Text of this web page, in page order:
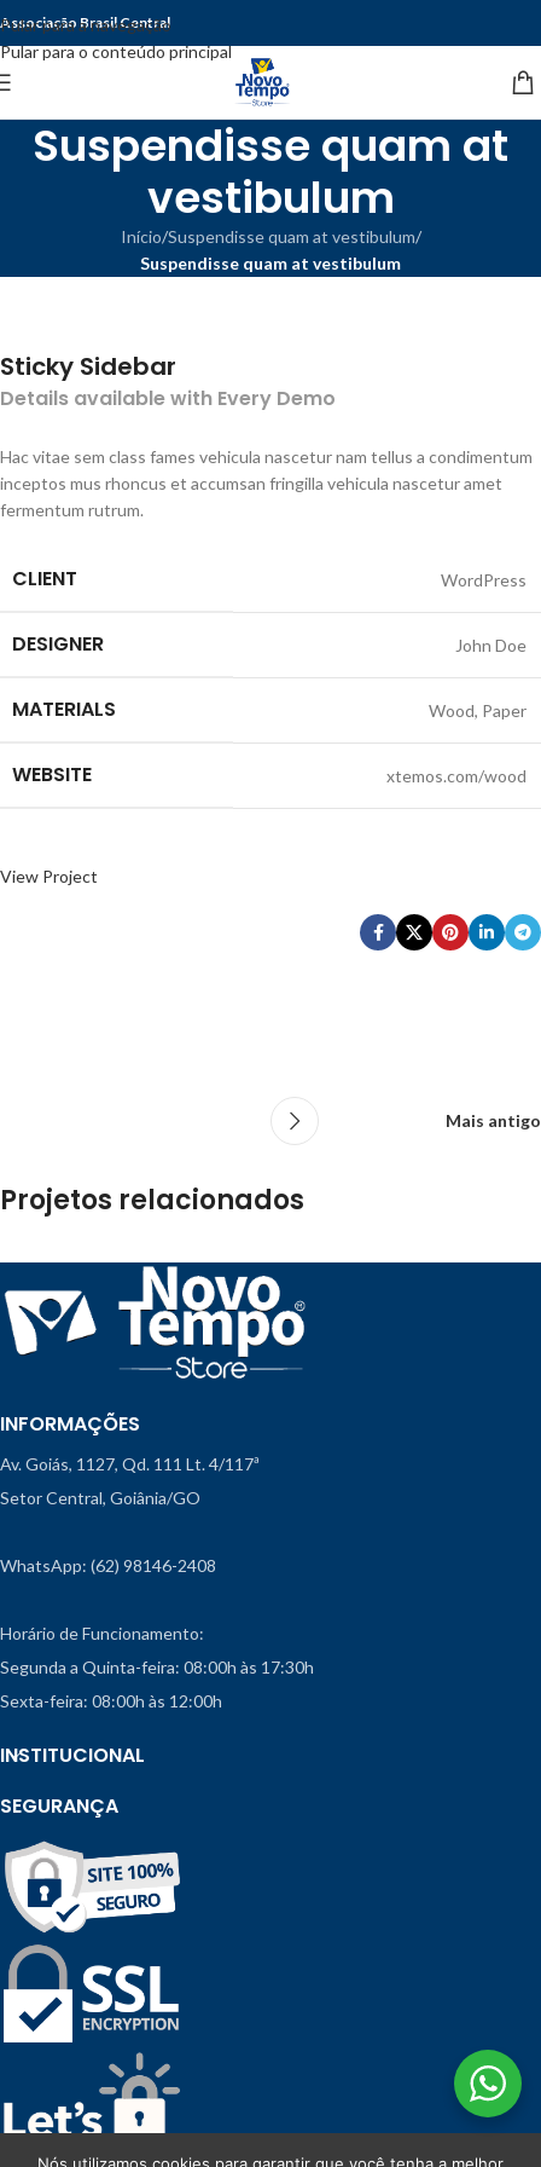
Pular para a navegação
Pular para o conteúdo principal
Associação Brasil Central
Suspendisse quam at
vestibulum
Início/Suspendisse quam at vestibulum/
Suspendisse quam at vestibulum
Sticky Sidebar
Details available with Every Demo
Hac vitae sem class fames vehicula nascetur nam tellus a condimentum
inceptos mus rhoncus et accumsan fringilla vehicula nascetur amet
fermentum rutrum.
CLIENT WordPress
DESIGNER John Doe
MATERIALS Wood, Paper
WEBSITE xtemos.com/wood
View Project
Mais antigo
Projetos relacionados
Kitchen
Leo uteu ullamcorper
INFORMAÇÕES
Av. Goiás, 1127, Qd. 111 Lt. 4/117ª
Setor Central, Goiânia/GO
WhatsApp: (62) 98146-2408
Horário de Funcionamento:
Segunda a Quinta-feira: 08:00h às 17:30h
Sexta-feira: 08:00h às 12:00h
INSTITUCIONAL
SEGURANÇA